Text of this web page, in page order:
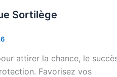
Sortilège
attirer la chance, le
Favorisez vos